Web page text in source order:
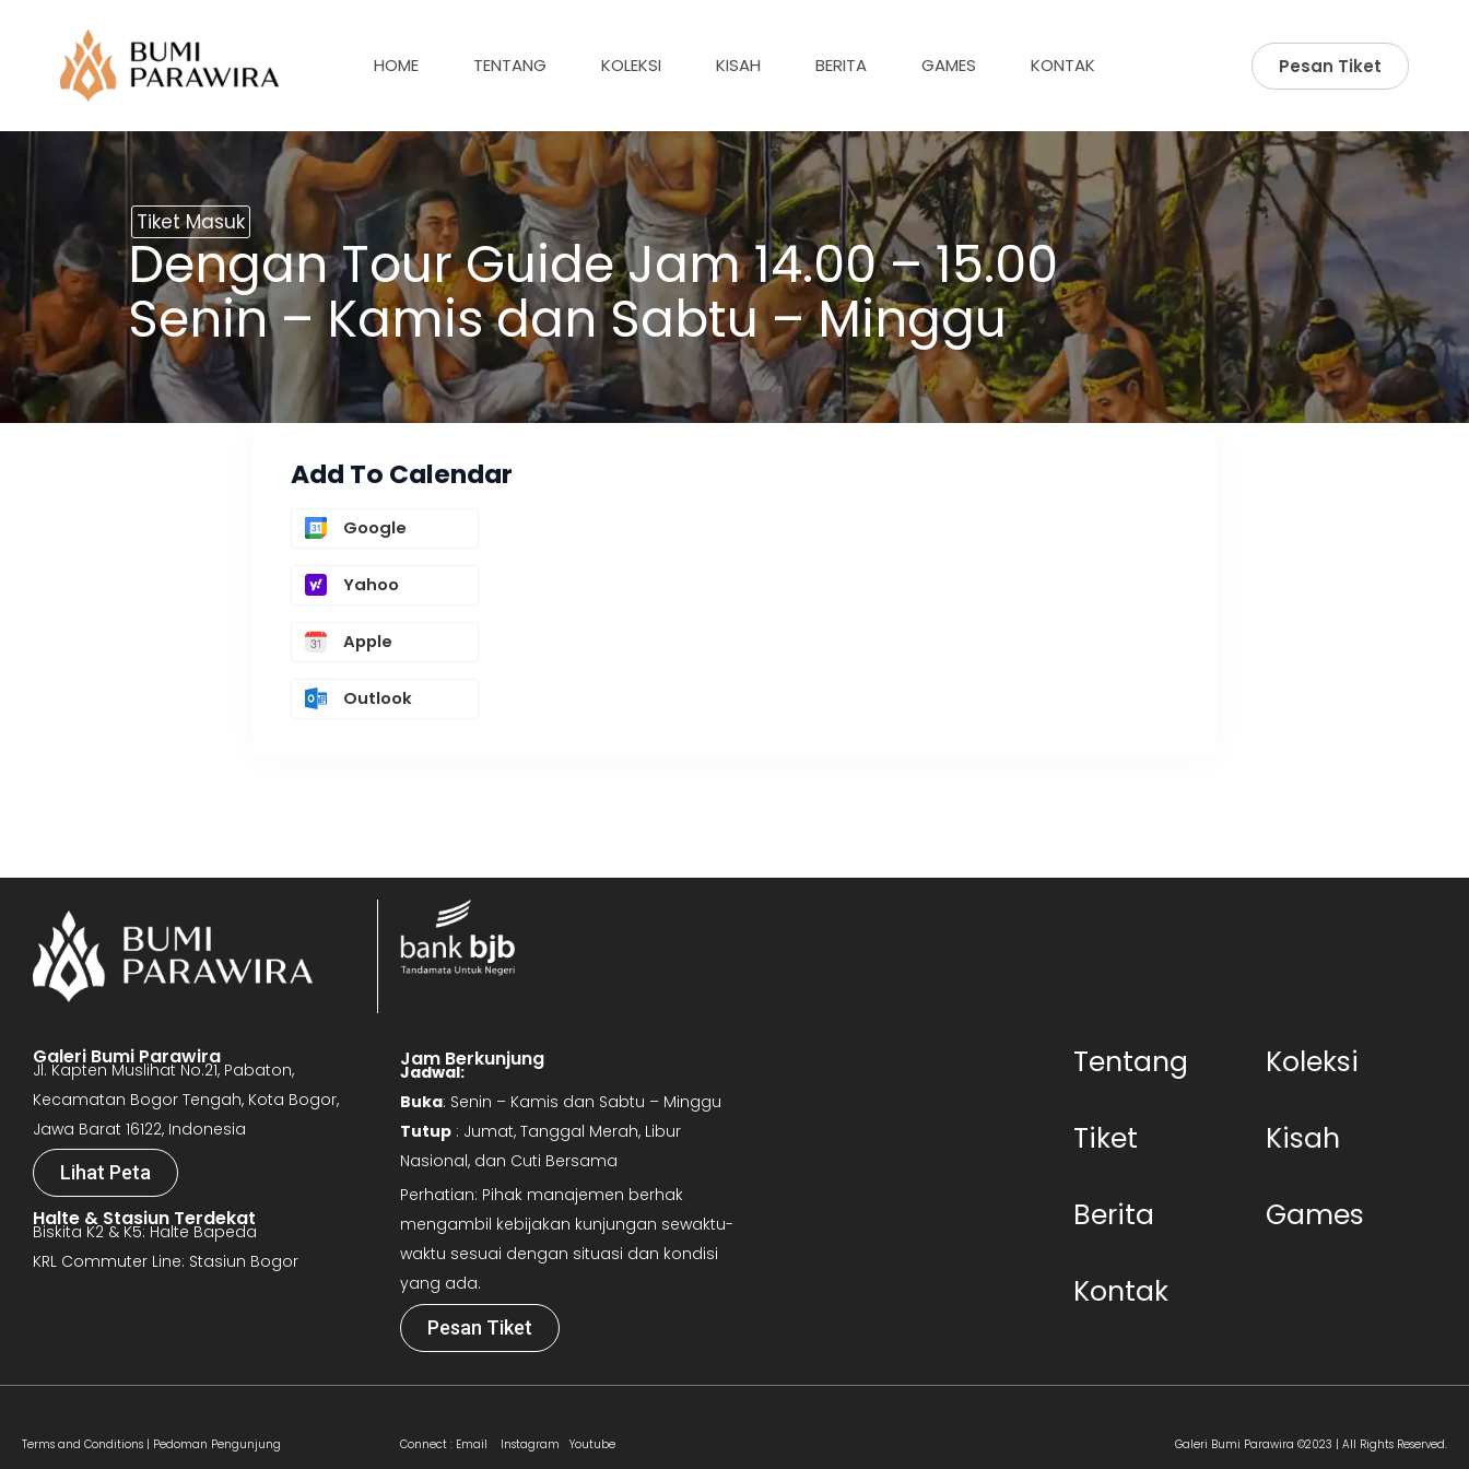
konten
HOME TENTANG KOLEKSI KISAH BERITA GAMES KONTAK Pesan Tiket
Tiket Masuk
Dengan Tour Guide Jam 14.00 – 15.00
Senin – Kamis dan Sabtu – Minggu
Add To Calendar
Google
Yahoo
Apple
Outlook
Galeri Bumi Parawira
Jl. Kapten Muslihat No.21, Pabaton,
Kecamatan Bogor Tengah, Kota Bogor,
Jawa Barat 16122, Indonesia
Lihat Peta
Halte & Stasiun Terdekat
Biskita K2 & K5: Halte Bapeda
KRL Commuter Line: Stasiun Bogor
Jam Berkunjung
Jadwal:
Buka: Senin – Kamis dan Sabtu – Minggu
Tutup : Jumat, Tanggal Merah, Libur
Nasional, dan Cuti Bersama
Perhatian: Pihak manajemen berhak
mengambil kebijakan kunjungan sewaktu-
waktu sesuai dengan situasi dan kondisi
yang ada.
Pesan Tiket
Tentang
Koleksi
Tiket
Kisah
Berita
Games
Kontak
Terms and Conditions | Pedoman Pengunjung Connect : Email Instagram Youtube Galeri Bumi Parawira ©2023 | All Rights Reserved.